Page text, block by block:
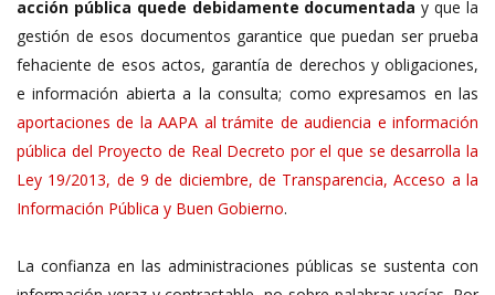
acción pública quede debidamente documentada y que la
gestión de esos documentos garantice que puedan ser prueba
fehaciente de esos actos, garantía de derechos y obligaciones,
e información abierta a la consulta; como expresamos en las
aportaciones de la AAPA al trámite de audiencia e información
pública del Proyecto de Real Decreto por el que se desarrolla la
Ley 19/2013, de 9 de diciembre, de Transparencia, Acceso a la
Información Pública y Buen Gobierno.
La confianza en las administraciones públicas se sustenta con